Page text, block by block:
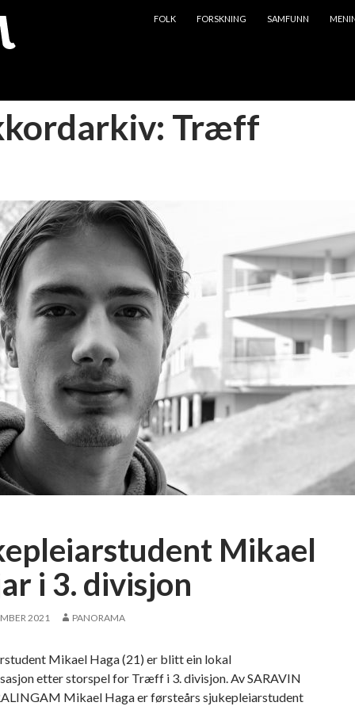
FOLK
FORSKNING SAMFUNN
Træff
Mikael
i 3. divisjon
2021 PANORAMA
Mikael Haga (21) er blitt ein lokal
etter storspel for Træff i 3. divisjon. Av SARAVIN
Mikael Haga er førsteårs sjukepleiarstudent